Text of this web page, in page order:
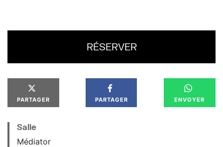
RÉSERVER
PARTAGER PARTAGER ENVOYER
Salle
Médiator